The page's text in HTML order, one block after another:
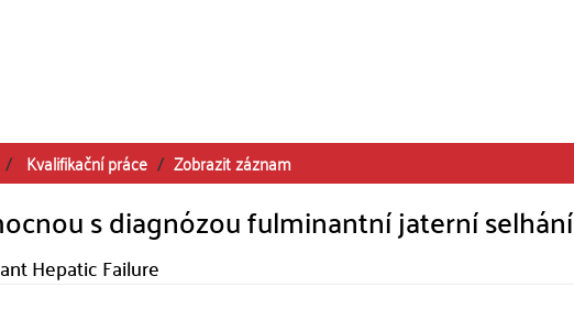
Kvalifikační práce Zobrazit záznam
s diagnózou fulminantní jaterní selhání
Hepatic Failure